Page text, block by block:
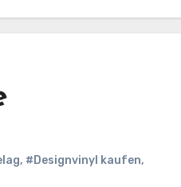
, #Designvinyl kaufen,